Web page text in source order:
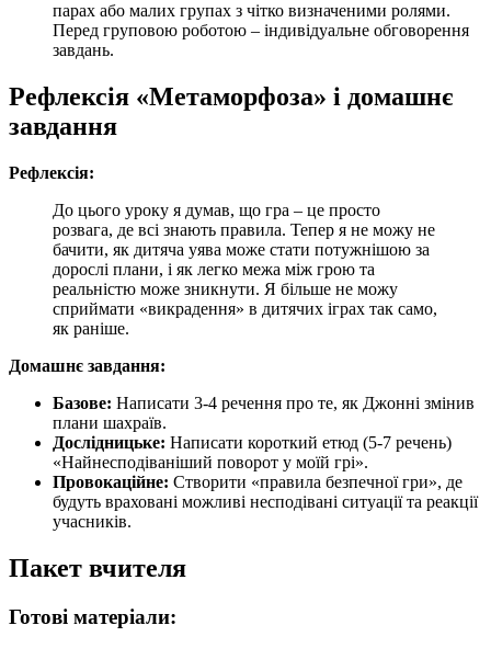
парах або малих групах з чітко визначеними ролями.
Перед груповою роботою – індивідуальне обговорення
завдань.
Рефлексія «Метаморфоза» і домашнє
завдання
Рефлексія:
До цього уроку я думав, що гра – це просто
розвага, де всі знають правила. Тепер я не можу не
бачити, як дитяча уява може стати потужнішою за
дорослі плани, і як легко межа між грою та
реальністю може зникнути. Я більше не можу
сприймати «викрадення» в дитячих іграх так само,
як раніше.
Домашнє завдання:
Базове: Написати 3-4 речення про те, як Джонні змінив
плани шахраїв.
Дослідницьке: Написати короткий етюд (5-7 речень)
«Найнесподіваніший поворот у моїй грі».
Провокаційне: Створити «правила безпечної гри», де
будуть враховані можливі несподівані ситуації та реакції
учасників.
Пакет вчителя
Готові матеріали: